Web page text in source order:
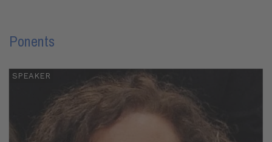
Ponents
SPEAKER